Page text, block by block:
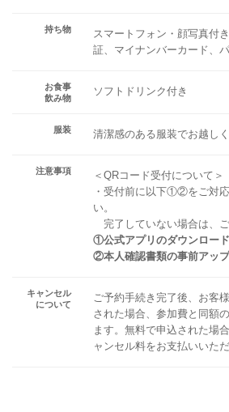
持ち物
スマートフォン・顔写真付
証、マイナンバーカード、
お食事
飲み物
ソフトドリンク付き
服装 清潔感のある服装でお越しく
注意事項
＜QRコード受付について＞
・受付前に以下①②をご対
い。
完了していない場合は、ご
①公式アプリのダウンロー
②本人確認書類の事前アッ
キャンセル
について
ご予約手続き完了後、お客
された場合、参加費と同額
ます。無料で申込された場
ャンセル料をお支払いいただ